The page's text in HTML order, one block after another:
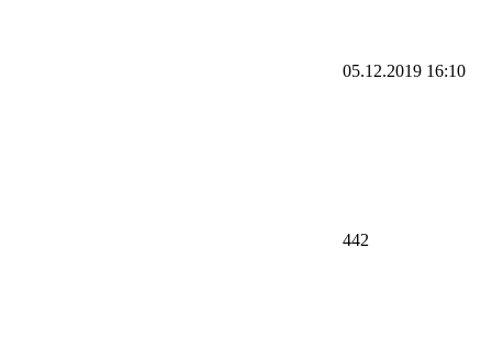
05.12.2019 16:10
442